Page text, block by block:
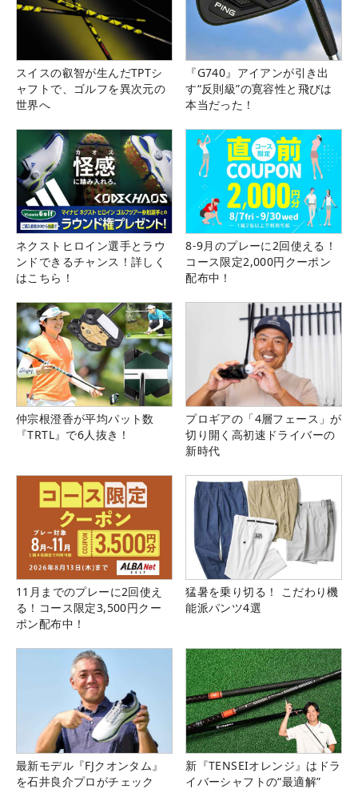
スイスの叡智が生んだTPTシ
ャフトで、ゴルフを異次元の
世界へ
『G740』アイアンが引き出
す“反則級”の寛容性と飛びは
本当だった！
ネクストヒロイン選手とラウ
ンドできるチャンス！詳しく
はこちら！
8-9月のプレーに2回使える！
コース限定2,000円クーポン
配布中！
仲宗根澄香が平均パット数
『TRTL』で6人抜き！
プロギアの「4層フェース」が
切り開く高初速ドライバーの
新時代
11月までのプレーに2回使え
る！コース限定3,500円クー
ポン配布中！
猛暑を乗り切る！ こだわり機
能派パンツ4選
最新モデル『FJクオンタム』
を石井良介プロがチェック
新『TENSEIオレンジ』はドラ
イバーシャフトの“最適解”